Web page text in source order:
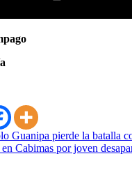
Guanipa pierde la batalla
Cabimas por joven